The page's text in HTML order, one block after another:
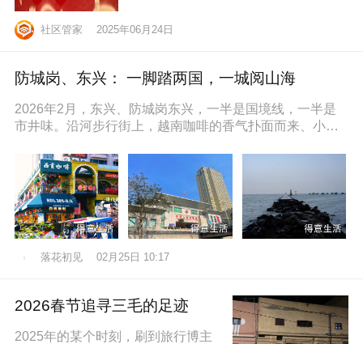
社区管家 2025年06月24日
防城岗、东兴： 一脚踏两国，一城阅山海
2026年2月，东兴、防城岗东兴，一半是国境线，一半是
市井味。沿河步行街上，越南咖啡的香气扑面而来、小摊
落花初见 02月25日 10:17
2026春节追寻三毛的足迹
2025年的某个时刻，刷到旅行博主